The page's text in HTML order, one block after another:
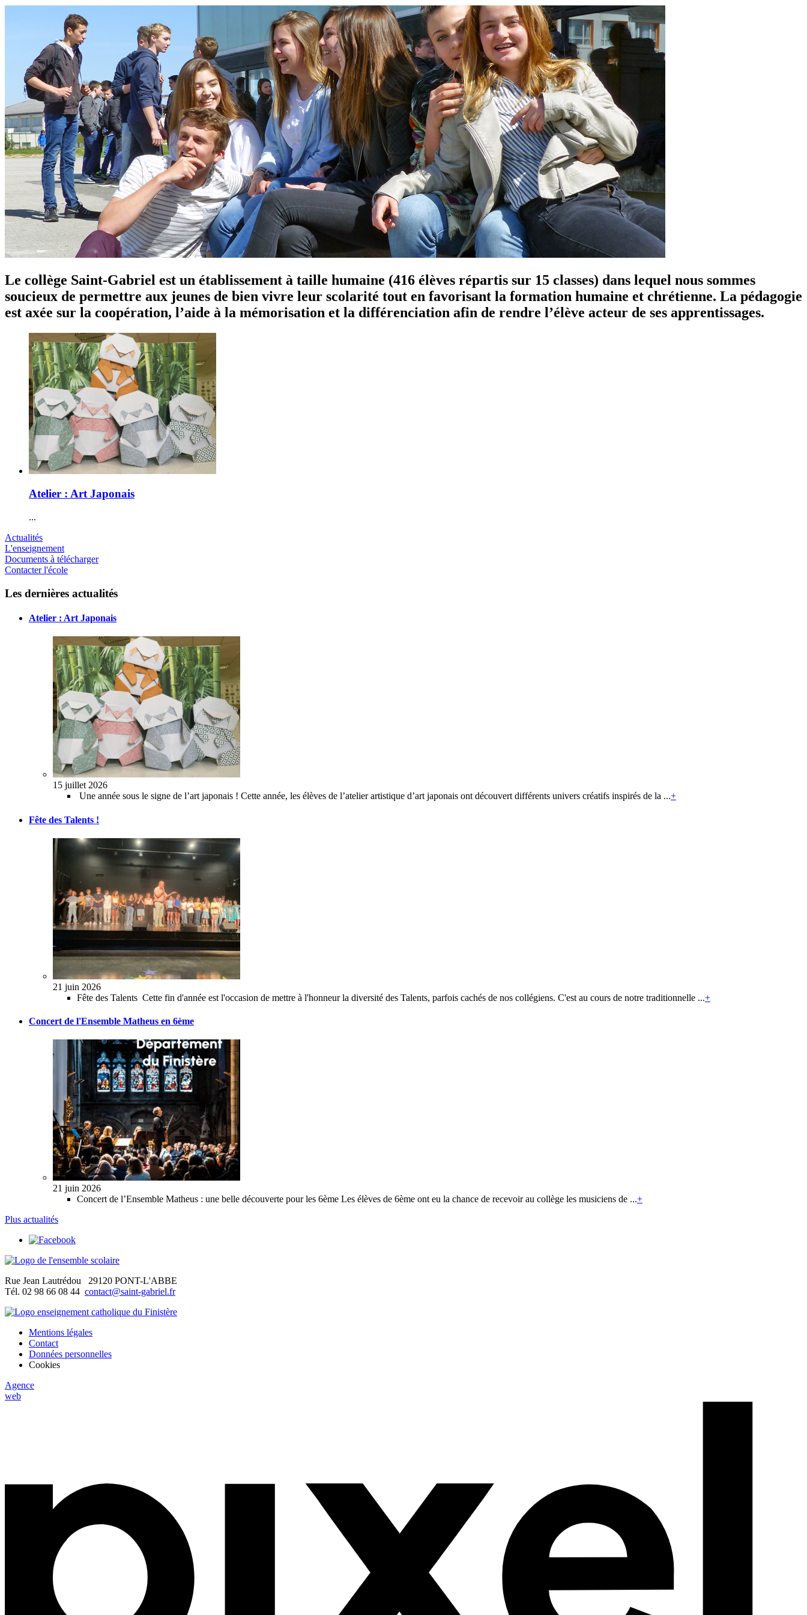
Le collège Saint-Gabriel est un établissement à taille humaine (416 élèves répartis sur 15 classes) dans lequel nous sommes
soucieux de permettre aux jeunes de bien vivre leur scolarité tout en favorisant la formation humaine et chrétienne. La pédagogie
est axée sur la coopération, l’aide à la mémorisation et la différenciation afin de rendre l’élève acteur de ses apprentissages.
Atelier : Art Japonais
...
Actualités
L'enseignement
Documents à télécharger
Contacter l'école
Les dernières actualités
Atelier : Art Japonais
15 juillet 2026
Une année sous le signe de l’art japonais ! Cette année, les élèves de l’atelier artistique d’art japonais ont découvert différents univers créatifs inspirés de la ...+
Fête des Talents !
21 juin 2026
Fête des Talents Cette fin d'année est l'occasion de mettre à l'honneur la diversité des Talents, parfois cachés de nos collégiens. C'est au cours de notre traditionnelle ...+
Concert de l'Ensemble Matheus en 6ème
21 juin 2026
Concert de l’Ensemble Matheus : une belle découverte pour les 6ème Les élèves de 6ème ont eu la chance de recevoir au collège les musiciens de ...+
Plus actualités
Rue Jean Lautrédou
29120 PONT-L'ABBE
Tél. 02 98 66 08 44 contact@saint-gabriel.fr
Mentions légales
Contact
Données personnelles
Cookies
Agence
web